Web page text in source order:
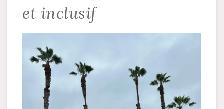
et inclusif